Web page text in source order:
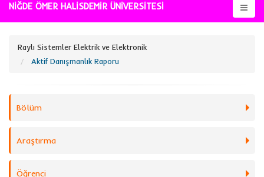
NİĞDE ÖMER HALİSDEMİR ÜNİVERSİTESİ
Raylı Sistemler Elektrik ve Elektronik
Aktif Danışmanlık Raporu
Bölüm
Araştırma
Öğrenci